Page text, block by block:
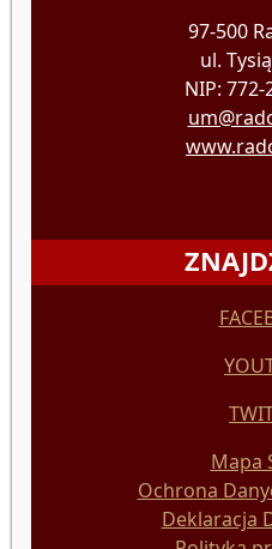
97-500
ul.
NIP: 772-
Mapa
Ochrona
Deklaracja